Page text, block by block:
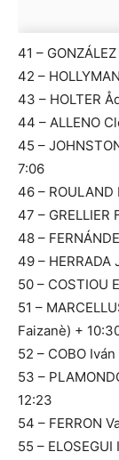
41 –
42 –
43 – HOLTER
44 – ALLENO
45 –
7:06
46 –
47 –
48 –
49 –
50 – COSTIOU
51 –
Faizanè) +
52 – COBO
53 –
12:23
54 – FERRON
55 –